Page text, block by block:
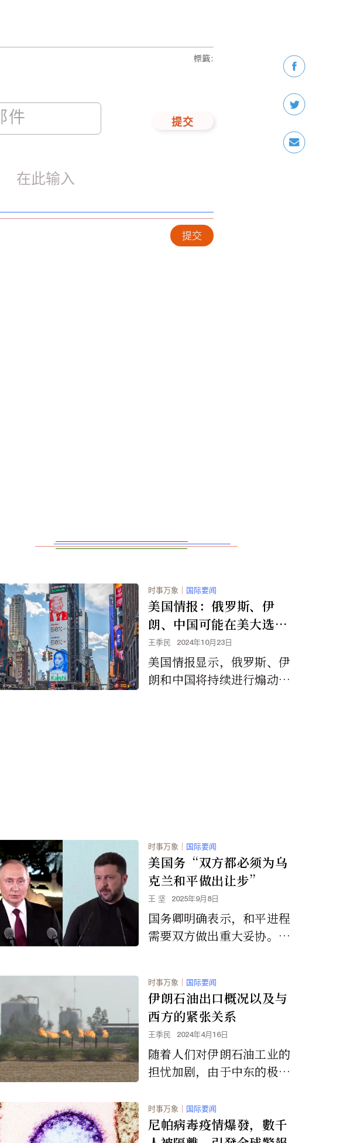
提交
標籤:
提交
时事万象 ｜ 国际要闻
美国情报：俄罗斯、伊
朗、中国可能在美大选后
引发暴力
王季民 2024年10月23日
美国情报显示，俄罗斯、伊
朗和中国将持续进行煽动分
时事万象 ｜ 国际要闻
美国务“双方都必须为乌
克兰和平做出让步”
王 坚 2025年9月8日
国务卿明确表示，和平进程
需要双方做出重大妥协。
时事万象 ｜ 国际要闻
伊朗石油出口概况以及与
西方的紧张关系
王季民 2024年4月16日
随着人们对伊朗石油工业的
担忧加剧，由于中东的极端
会受到干扰，并导致国际油
价飙升。
时事万象 ｜ 国际要闻
尼帕病毒疫情爆發，數千